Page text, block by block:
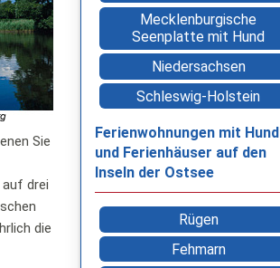
Sie
drei
die
Mecklenburgische
Seenplatte mit Hund
Niedersachsen
Schleswig-Holstein
Ferienwohnungen mit Hund
und Ferienhäuser auf den
Inseln der Ostsee
Rügen
Fehmarn